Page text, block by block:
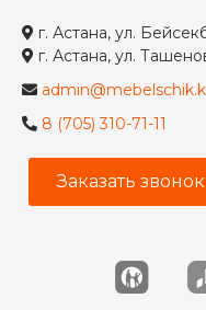
г. Астана, ул.
г. Астана, ул.
8 (705) 310-71-11
Заказать звонок